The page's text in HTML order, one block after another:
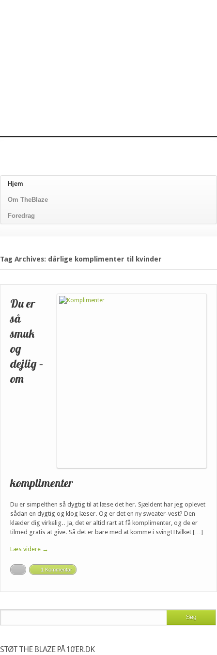
Hjem
Om TheBlaze
Foredrag
Tag Archives: dårlige komplimenter til kvinder
Du er
så
smuk
og
dejlig –
om
komplimenter
Du er simpelthen så dygtig til at læse det her. Sjældent har jeg oplevet
sådan en dygtig og klog læser. Og er det en ny sweater-vest? Den
klæder dig virkelig.. Ja, det er altid rart at få komplimenter, og de er
tilmed gratis at give. Så det er bare med at komme i sving! Hvilket […]
Læs videre →
1 Kommentar
STØT THE BLAZE PÅ 10’ER.DK